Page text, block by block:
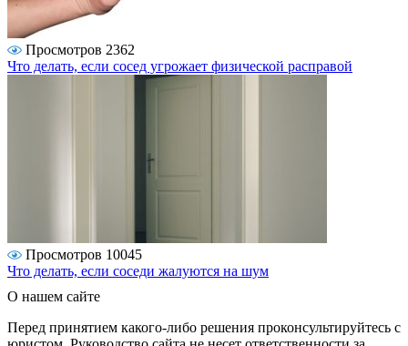
Просмотров 2362
Что делать, если сосед угрожает физической расправой
Просмотров 10045
Что делать, если соседи жалуются на шум
О нашем сайте
Перед принятием какого-либо решения проконсультируйтесь с